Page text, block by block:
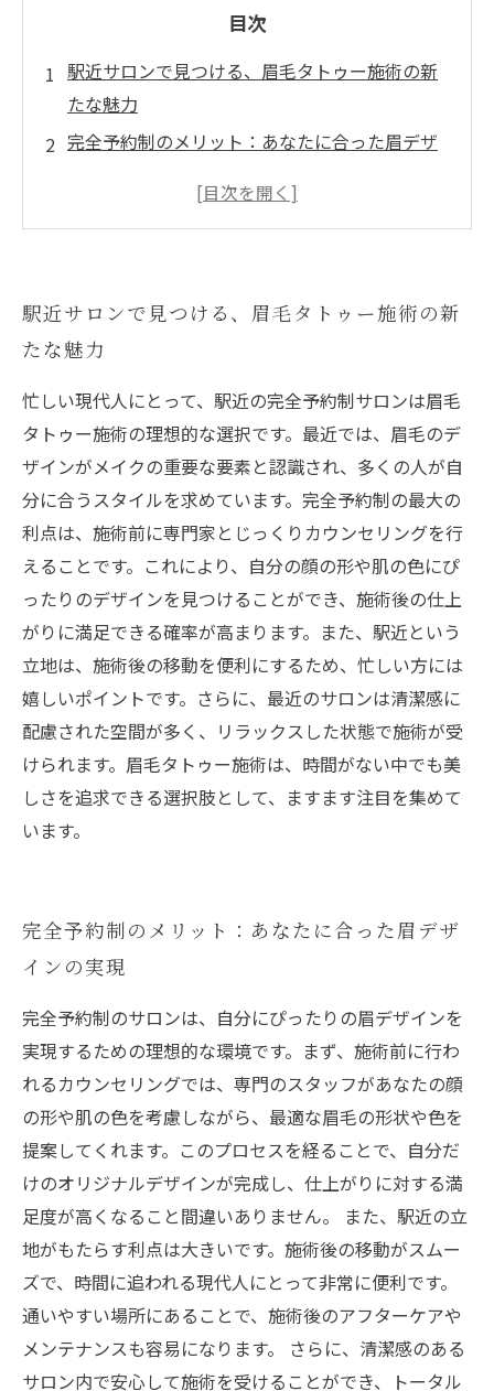
目次
駅近サロンで見つける、眉毛タトゥー施術の新
たな魅力
完全予約制のメリット：あなたに合った眉デザ
カウンセリングで心配を解消！理想の眉毛が手
な環境
満足度100%！眉毛タトゥー施術で新しい自分に
出会う
忙しいあなたにぴったり！時短で美しさを手に
入れる方法
今こそ試す時！駅近のサロンで叶える眉毛の新
スタイル
駅近サロンで見つける、眉毛タトゥー施術の新
たな魅力
忙しい現代人にとって、駅近の完全予約制サロンは眉毛
タトゥー施術の理想的な選択です。最近では、眉毛のデ
ザインがメイクの重要な要素と認識され、多くの人が自
分に合うスタイルを求めています。完全予約制の最大の
利点は、施術前に専門家とじっくりカウンセリングを行
えることです。これにより、自分の顔の形や肌の色にぴ
ったりのデザインを見つけることができ、施術後の仕上
がりに満足できる確率が高まります。また、駅近という
立地は、施術後の移動を便利にするため、忙しい方には
嬉しいポイントです。さらに、最近のサロンは清潔感に
配慮された空間が多く、リラックスした状態で施術が受
けられます。眉毛タトゥー施術は、時間がない中でも美
しさを追求できる選択肢として、ますます注目を集めて
います。
完全予約制のメリット：あなたに合った眉デザ
インの実現
完全予約制のサロンは、自分にぴったりの眉デザインを
実現するための理想的な環境です。まず、施術前に行わ
れるカウンセリングでは、専門のスタッフがあなたの顔
の形や肌の色を考慮しながら、最適な眉毛の形状や色を
提案してくれます。このプロセスを経ることで、自分だ
けのオリジナルデザインが完成し、仕上がりに対する満
足度が高くなること間違いありません。 また、駅近の立
地がもたらす利点は大きいです。施術後の移動がスムー
ズで、時間に追われる現代人にとって非常に便利です。
通いやすい場所にあることで、施術後のアフターケアや
メンテナンスも容易になります。 さらに、清潔感のある
サロン内で安心して施術を受けることができ、トータル